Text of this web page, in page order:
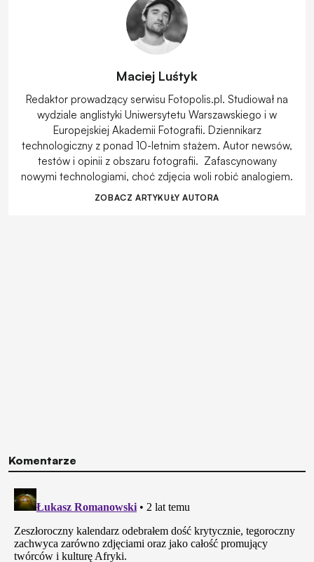
Maciej Luśtyk
Redaktor prowadzący serwisu Fotopolis.pl. Studiował na
wydziale anglistyki Uniwersytetu Warszawskiego i w
Europejskiej Akademii Fotografii. Dziennikarz
technologiczny z ponad 10-letnim stażem. Autor newsów,
testów i opinii z obszaru fotografii. Zafascynowany
nowymi technologiami, choć zdjęcia woli robić analogiem.
ZOBACZ ARTYKUŁY AUTORA
Komentarze